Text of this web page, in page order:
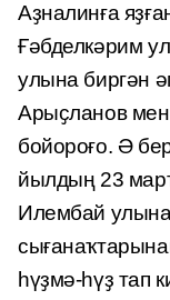
Аҙналинға
Ғәбделкәрим
улына биргән
Арыҫланов
бойороғо. Ә
йылдың 23
Илембай улына
һүҙмә-һүҙ тап